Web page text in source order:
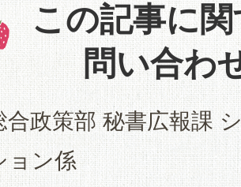
この記事に
問い合わ
合政策部 秘書広報課
ョン係